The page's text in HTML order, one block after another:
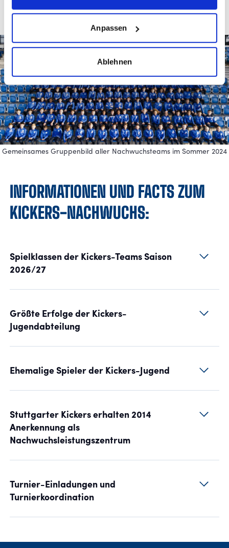
Anpassen
Ablehnen
Gemeinsames Gruppenbild aller Nachwuchsteams im Sommer 2024
INFORMATIONEN UND FACTS ZUM
KICKERS-NACHWUCHS:
Spielklassen der Kickers-Teams Saison
2026/27
Größte Erfolge der Kickers-
Jugendabteilung
Ehemalige Spieler der Kickers-Jugend
Stuttgarter Kickers erhalten 2014
Anerkennung als
Nachwuchsleistungszentrum
Turnier-Einladungen und
Turnierkoordination